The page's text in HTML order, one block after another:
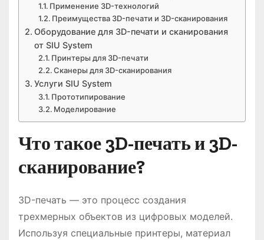
Применение 3D-технологий
Преимущества 3D-печати и 3D-сканирования
Оборудование для 3D-печати и сканирования
от SIU System
Принтеры для 3D-печати
Сканеры для 3D-сканирования
Услуги SIU System
Прототипирование
Моделирование
Что такое 3D-печать и 3D-
сканирование?
3D-печать — это процесс создания
трехмерных объектов из цифровых моделей.
Используя специальные принтеры, материал